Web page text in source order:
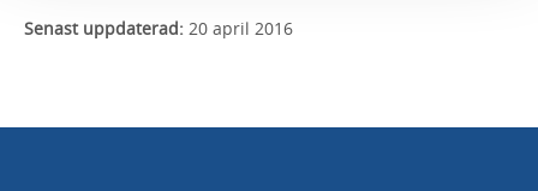
Senast uppdaterad: 20 april 2016